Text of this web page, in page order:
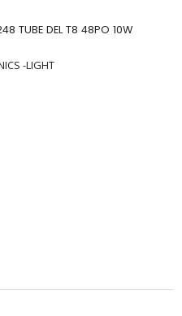
TUBE DEL T8 48PO 10W
-LIGHT